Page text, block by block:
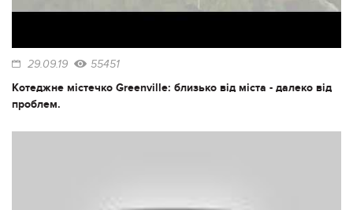
29.09.19 55451
Котеджне містечко Greenville: близько від міста - далеко від
проблем.